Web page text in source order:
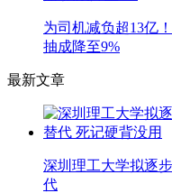
为司机减负超13亿
抽成降至9%
最新文章
深圳理工大学拟逐
代